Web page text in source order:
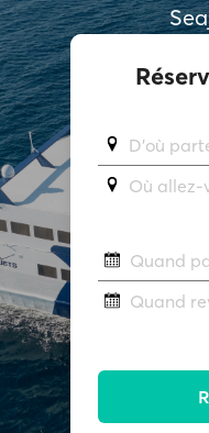
D'où
Où allez-
Quand
Quand